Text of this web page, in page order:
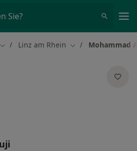
Sie?
Stadt ändern
Linz am Rhein Stadt ändern
Mohammad